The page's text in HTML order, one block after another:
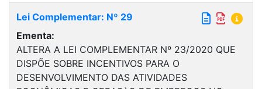
Lei Complementar: Nº 29
Ementa:
ALTERA A LEI COMPLEMENTAR Nº 23/2020 QUE
DISPÕE SOBRE INCENTIVOS PARA O
DESENVOLVIMENTO DAS ATIVIDADES